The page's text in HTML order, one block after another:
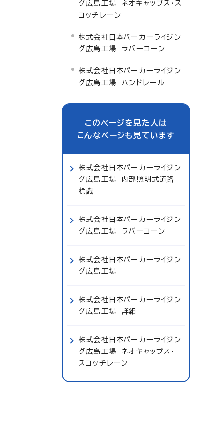
グ広島工場 ネオキャップス・ス
コッチレーン
株式会社日本パーカーライジン
グ広島工場 ラバーコーン
株式会社日本パーカーライジン
グ広島工場 ハンドレール
このページを見た人は
こんなページも見ています
株式会社日本パーカーライジン
グ広島工場 内部照明式道路
標識
株式会社日本パーカーライジン
グ広島工場 ラバーコーン
株式会社日本パーカーライジン
グ広島工場
株式会社日本パーカーライジン
グ広島工場 詳細
株式会社日本パーカーライジン
グ広島工場 ネオキャップス・
スコッチレーン